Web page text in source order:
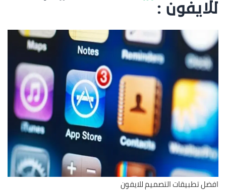
للايفون :
افضل تطبيقات التصميم للايفون